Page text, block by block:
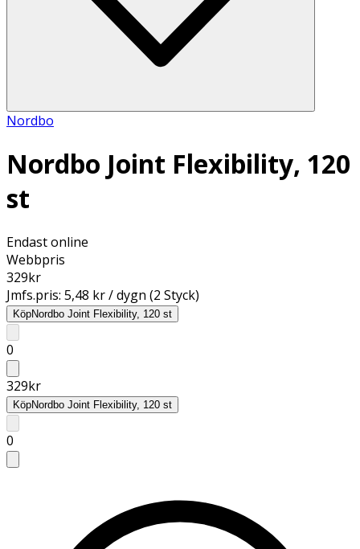
Nordbo
Nordbo Joint Flexibility, 120
st
Endast online
Webbpris
329kr
Jmfs.pris: 5,48 kr / dygn (2 Styck)
KöpNordbo Joint Flexibility, 120 st
0
329kr
KöpNordbo Joint Flexibility, 120 st
0